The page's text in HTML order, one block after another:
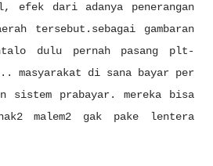
efek dari adanya penerangan
tersebut.sebagai gambaran
dulu pernah pasang plt-
masyarakat di sana bayar per
sistem prabayar. mereka bisa
malem2 gak pake lentera